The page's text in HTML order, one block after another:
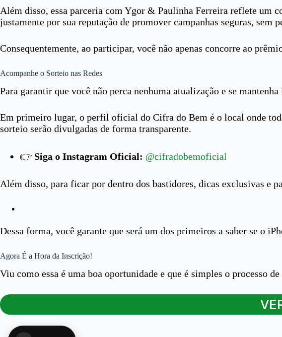
Além disso, essa parceria com Ygor & Paulinha Ferreira reflete um
justamente por sua reputação de promover campanhas seguras, sem
Consequentemente, ao participar, você não apenas concorre ao
Acompanhe o Sorteio nas Redes
Para garantir que você não perca nenhuma atualização e se
Em primeiro lugar, o perfil oficial do Cifra do Bem é o local onde
sorteio serão divulgadas de forma transparente.
👉 Siga o Instagram Oficial: @cifradobemoficial
Além disso, para ficar por dentro dos bastidores, dicas exclusivas e
Dessa forma, você garante que será um dos primeiros a saber se o
Agora É a Hora da Inscrição!
Viu como essa é uma boa oportunidade e que é simples o processo